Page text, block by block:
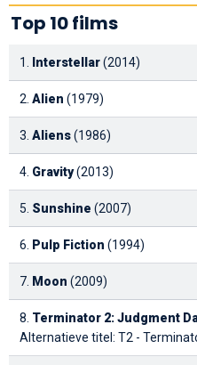
Top 10 films
1. Interstellar(2014)
2. Alien (1979)
3. Aliens(1986)
4. Gravity(2013)
5. Sunshine (2007)
6. Pulp Fiction (1994)
7. Moon (2009)
8. Terminator 2: Judgment
Alternatieve titel: T2 -